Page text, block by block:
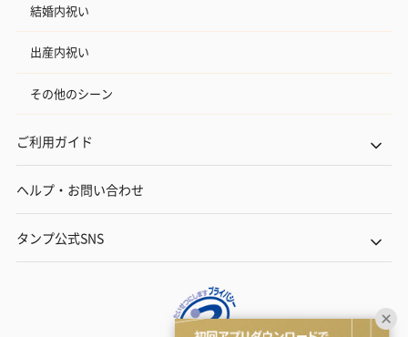
結婚内祝い
出産内祝い
その他のシーン
ご利用ガイド
ヘルプ・お問い合わせ
タンプ公式SNS